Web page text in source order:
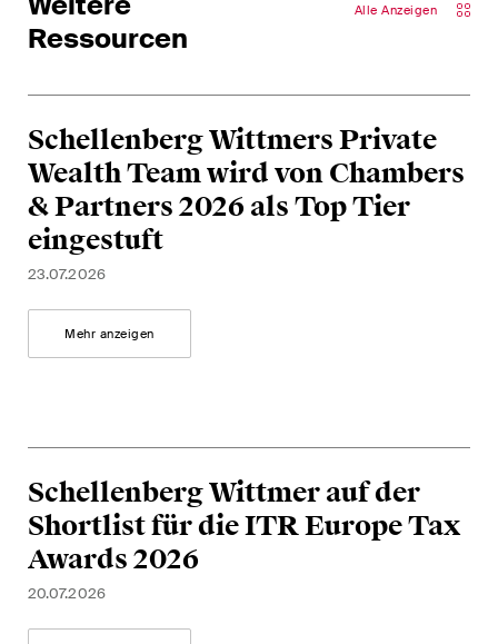
Ressourcen
Alle Anzeigen
Schellenberg Wittmers Private
Wealth Team wird von Chambers
& Partners 2026 als Top Tier
eingestuft
23.07.2026
Mehr anzeigen
Schellenberg Wittmer auf der
Shortlist für die ITR Europe Tax
Awards 2026
20.07.2026
Ein regelmässiger Blick aus
Perspektive auf rechtliche
Entwicklungen und
gesellschaftliche Trends in der
Schweiz.
uns akzeptiert*
Abonnieren